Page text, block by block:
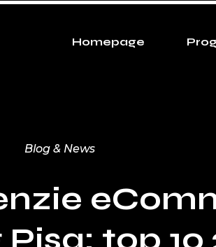
Homepage
Blog & News
top 10